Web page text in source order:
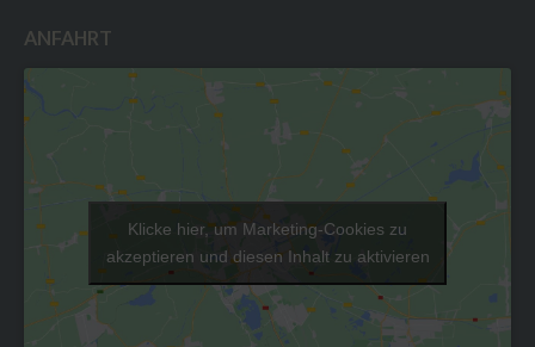
ANFAHRT
Klicke hier, um Marketing-Cookies zu
akzeptieren und diesen Inhalt zu aktivieren